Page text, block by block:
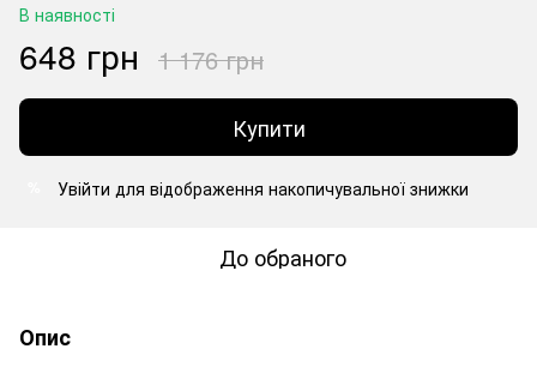
В наявності
648 грн 1 176 грн
Купити
Увійти для відображення накопичувальної знижки
До обраного
Опис